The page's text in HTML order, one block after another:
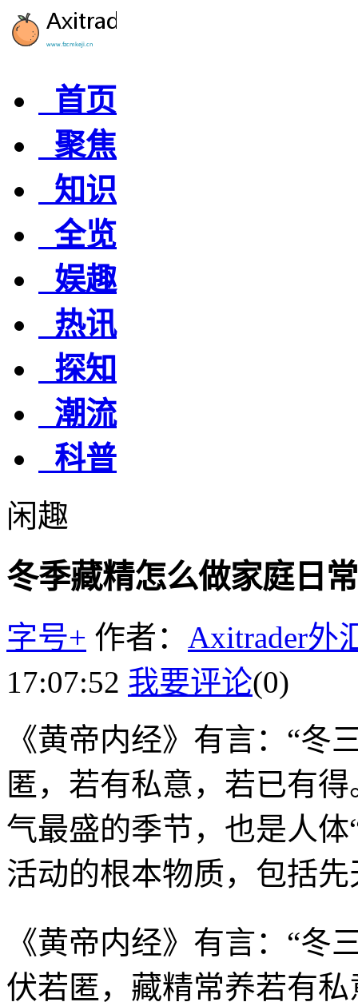
首页
聚焦
知识
全览
娱趣
热讯
探知
潮流
科普
闲趣
冬季藏精怎么做家庭日
字号+ 作者： Axitrader外
17:07:52 我要评论(0)
《黄帝内经》有言：“
匿，若有私意，若已有
气最盛的季节，也是人体
活动的根本物质，包括
《黄帝内经》有言：“
伏若匿，藏精常养若有